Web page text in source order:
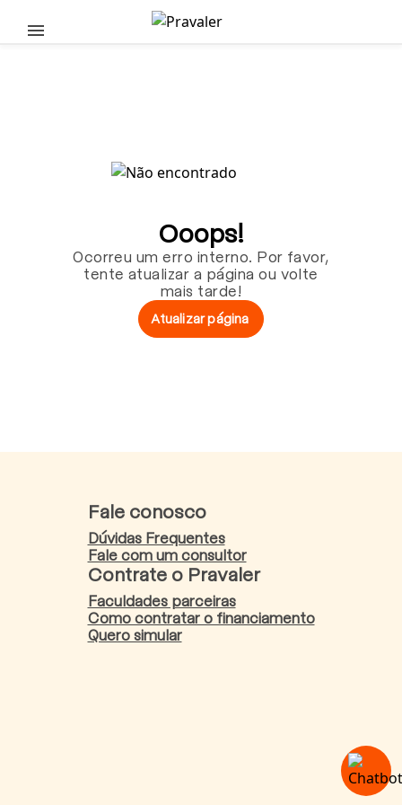
Pular para o conteúdo principal
Ooops!
Ocorreu um erro interno. Por favor,
tente atualizar a página ou volte
mais tarde!
Atualizar página
Fale conosco
Dúvidas Frequentes
Fale com um consultor
Contrate o Pravaler
Faculdades parceiras
Como contratar o financiamento
Quero simular